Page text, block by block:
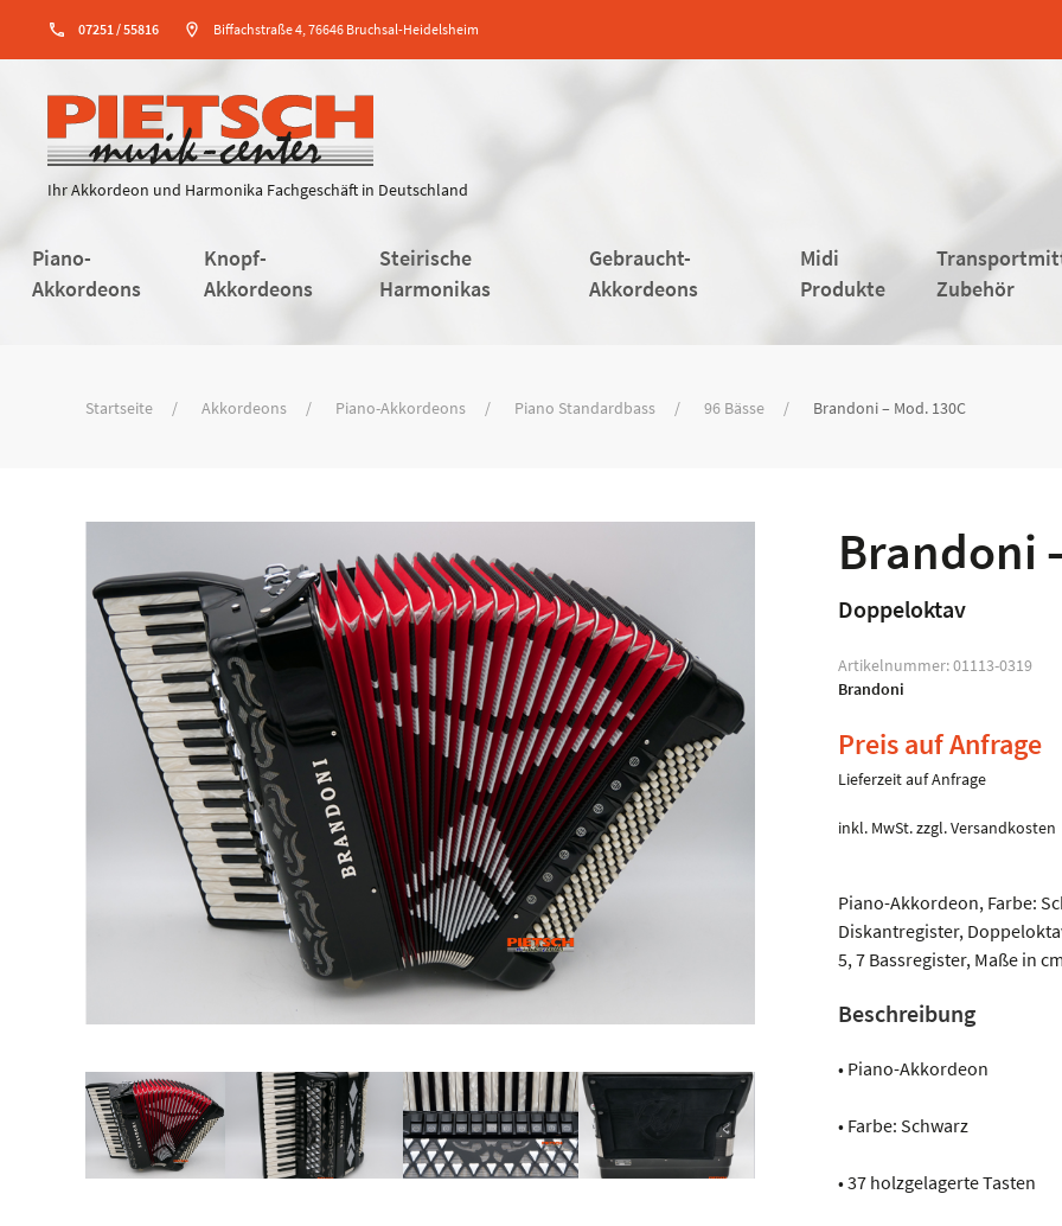
phone 07251 / 55816 location_on Biffachstraße 4, 76646 Bruchsal-Heidelsheim
Ihr Akkordeon und Harmonika Fachgeschäft in Deutschland
Piano-
Akkordeons
Knopf-
Akkordeons
Steirische
Harmonikas
Gebraucht-
Akkordeons
Midi
Produkte
Zubehör
Startseite Akkordeons Piano-Akkordeons Piano Standardbass 96 Bässe Brandoni – Mod. 130C
Brandoni
Doppeloktav
Artikelnummer:01113-0319
Brandoni
Preis auf Anfrage
Lieferzeit auf Anfrage
inkl. MwSt.zzgl.Versandkosten
Piano-Akkordeon, Farbe:
Diskantregister,
5, 7 Bassregister, Maße in
Beschreibung
• Piano-Akkordeon
• Farbe: Schwarz
• 37 holzgelagerte Tasten